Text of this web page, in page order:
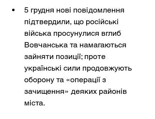
5 грудня нові повідомлення
підтвердили, що російські
війська просунулися вглиб
Вовчанська та намагаються
зайняти позиції; проте
українські сили продовжують
оборону та «операції з
зачищення» деяких районів
міста.